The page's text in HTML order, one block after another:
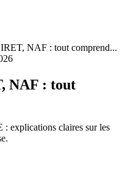
NAF : tout comprend...
NAF : tout
explications claires sur les